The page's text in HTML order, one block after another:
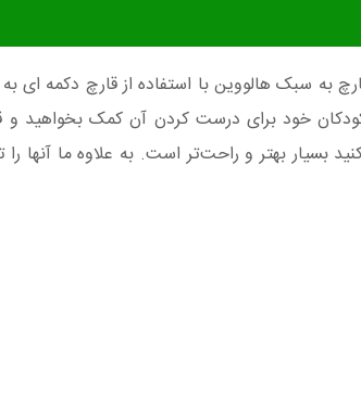
به سبک هالووین با استفاده از قارچ دکمه ای
خود برای درست کردن آن کمک بخواهید و
بهتر و راحت‌تر است. به علاوه ما آنها را